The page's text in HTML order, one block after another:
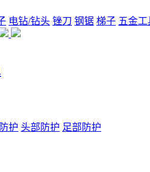
电钻/钻头 锉刀 钢锯 梯子 五金
护 头部防护 足部防护